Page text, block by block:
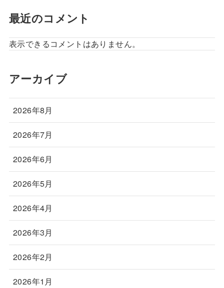
最近のコメント
表示できるコメントはありません。
アーカイブ
2026年8月
2026年7月
2026年6月
2026年5月
2026年4月
2026年3月
2026年2月
2026年1月